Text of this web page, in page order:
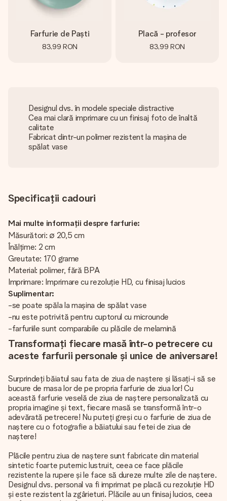
Farfurie de Paști
83,99 RON
Placă - profesor
83,99 RON
Designul dvs. în modele speciale distractive
Cea mai clară imprimare cu un finisaj foto de înaltă
calitate
Fabricat dintr-un polimer rezistent la mașina de
spălat vase
Specificații cadouri
Mai multe informații despre farfurie:
Măsurători: ∅ 20,5 cm
Înălțime: 2 cm
Greutate: 170 grame
Material: polimer, fără BPA
Imprimare: Imprimare cu rezoluție HD, cu finisaj lucios
Suplimentar:
-se poate spăla la mașina de spălat vase
-nu este potrivită pentru cuptorul cu microunde
-farfuriile sunt comparabile cu plăcile de melamină
Transformați fiecare masă într-o petrecere cu
aceste farfurii personale și unice de aniversare!
Surprindeți băiatul sau fata de ziua de naștere și lăsați-i să se
bucure de masa lor de pe propria farfurie de ziua lor! Cu
această farfurie veselă de ziua de naștere personalizată cu
propria imagine și text, fiecare masă se transformă într-o
adevărată petrecere! Nu puteți greși cu o farfurie de ziua de
naștere cu o fotografie a băiatului sau fetei de ziua de
naștere!
Plăcile pentru ziua de naștere sunt fabricate din material
sintetic foarte puternic lustruit, ceea ce face plăcile
rezistente la rupere și le face să dureze multe zile de naștere.
Designul dvs. personal va fi imprimat pe placă cu rezoluție HD
și este rezistent la zgârieturi. Plăcile au un finisaj lucios, ceea